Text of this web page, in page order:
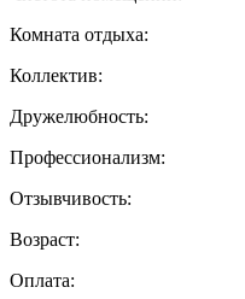
Комната отдыха:
Коллектив:
Дружелюбность:
Профессионализм:
Отзывчивость:
Возраст:
Оплата: